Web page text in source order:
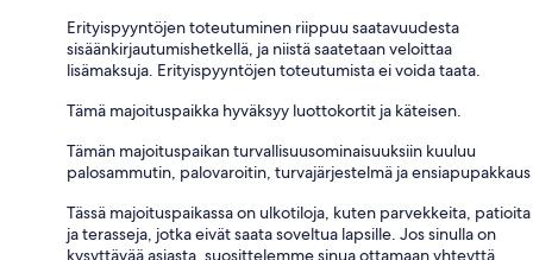
Erityispyyntöjen toteutuminen riippuu saatavuudesta
sisäänkirjautumishetkellä, ja niistä saatetaan veloittaa
lisämaksuja. Erityispyyntöjen toteutumista ei voida taata.
Tämä majoituspaikka hyväksyy luottokortit ja käteisen.
Tämän majoituspaikan turvallisuusominaisuuksiin kuuluu
palosammutin, palovaroitin, turvajärjestelmä ja ensiapupakkaus
Tässä majoituspaikassa on ulkotiloja, kuten parvekkeita, patioita
ja terasseja, jotka eivät saata soveltua lapsille. Jos sinulla on
kysyttävää asiasta, suosittelemme sinua ottamaan yhteyttä